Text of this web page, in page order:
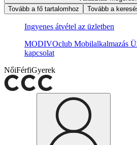
Tovább a fő tartalomhoz
Tovább a
Ingyenes átvétel az üzletben
MODIVOclub Mobilalkalmazás
kapcsolat
NőiFérfiGyerek